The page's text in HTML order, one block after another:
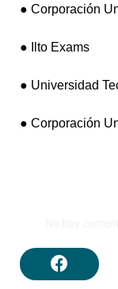
● Corporación
● Ilto Exams
● Universidad
● Corporación